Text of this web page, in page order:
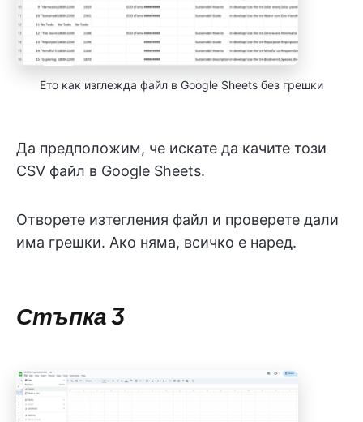
Ето как изглежда файл в Google Sheets без грешки
Да предположим, че искате да качите този
CSV файл в Google Sheets.
Отворете изтегления файл и проверете дали
има грешки. Ако няма, всичко е наред.
Стъпка 3